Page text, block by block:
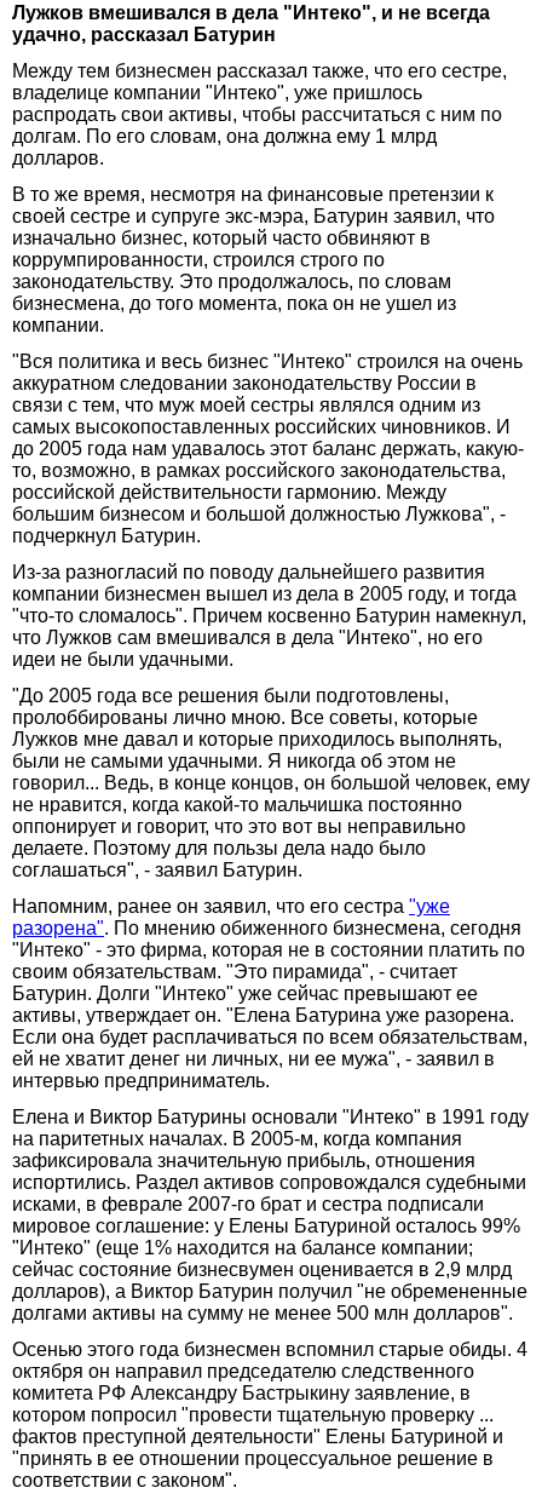
Лужков вмешивался в дела "Интеко", и не всегда
удачно, рассказал Батурин
Между тем бизнесмен рассказал также, что его сестре,
владелице компании "Интеко", уже пришлось
распродать свои активы, чтобы рассчитаться с ним по
долгам. По его словам, она должна ему 1 млрд
долларов.
В то же время, несмотря на финансовые претензии к
своей сестре и супруге экс-мэра, Батурин заявил, что
изначально бизнес, который часто обвиняют в
коррумпированности, строился строго по
законодательству. Это продолжалось, по словам
бизнесмена, до того момента, пока он не ушел из
компании.
"Вся политика и весь бизнес "Интеко" строился на очень
аккуратном следовании законодательству России в
связи с тем, что муж моей сестры являлся одним из
самых высокопоставленных российских чиновников. И
до 2005 года нам удавалось этот баланс держать, какую-
то, возможно, в рамках российского законодательства,
российской действительности гармонию. Между
большим бизнесом и большой должностью Лужкова", -
подчеркнул Батурин.
Из-за разногласий по поводу дальнейшего развития
компании бизнесмен вышел из дела в 2005 году, и тогда
"что-то сломалось". Причем косвенно Батурин намекнул,
что Лужков сам вмешивался в дела "Интеко", но его
идеи не были удачными.
"До 2005 года все решения были подготовлены,
пролоббированы лично мною. Все советы, которые
Лужков мне давал и которые приходилось выполнять,
были не самыми удачными. Я никогда об этом не
говорил... Ведь, в конце концов, он большой человек, ему
не нравится, когда какой-то мальчишка постоянно
оппонирует и говорит, что это вот вы неправильно
делаете. Поэтому для пользы дела надо было
соглашаться", - заявил Батурин.
Напомним, ранее он заявил, что его сестра "уже
разорена". По мнению обиженного бизнесмена, сегодня
"Интеко" - это фирма, которая не в состоянии платить по
своим обязательствам. "Это пирамида", - считает
Батурин. Долги "Интеко" уже сейчас превышают ее
активы, утверждает он. "Елена Батурина уже разорена.
Если она будет расплачиваться по всем обязательствам,
ей не хватит денег ни личных, ни ее мужа", - заявил в
интервью предприниматель.
Елена и Виктор Батурины основали "Интеко" в 1991 году
на паритетных началах. В 2005-м, когда компания
зафиксировала значительную прибыль, отношения
испортились. Раздел активов сопровождался судебными
исками, в феврале 2007-го брат и сестра подписали
мировое соглашение: у Елены Батуриной осталось 99%
"Интеко" (еще 1% находится на балансе компании;
сейчас состояние бизнесвумен оценивается в 2,9 млрд
долларов), а Виктор Батурин получил "не обремененные
долгами активы на сумму не менее 500 млн долларов".
Осенью этого года бизнесмен вспомнил старые обиды. 4
октября он направил председателю следственного
комитета РФ Александру Бастрыкину заявление, в
котором попросил "провести тщательную проверку ...
фактов преступной деятельности" Елены Батуриной и
"принять в ее отношении процессуальное решение в
соответствии с законом".